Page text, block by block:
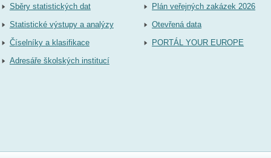
Sběry statistických dat
Statistické výstupy a analýzy
Číselníky a klasifikace
Adresáře školských institucí
Plán veřejných zakázek 2026
Otevřená data
PORTÁL YOUR EUROPE